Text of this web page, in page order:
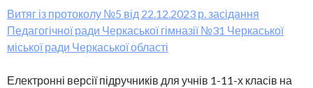
Витяг із протоколу №5 від 22.12.2023 р. засідання
Педагогічної ради Черкаської гімназії №31 Черкаської
міської ради Черкаської області
Електронні версії підручників для учнів 1-11-х класів на